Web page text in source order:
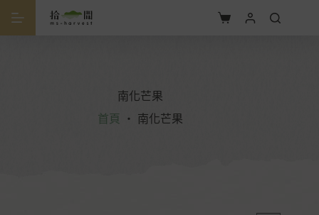
南化芒果
首頁
・ 南化芒果